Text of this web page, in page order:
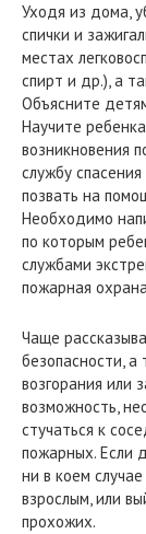
Уходя из дома,
спички и
местах
спирт и др.), а
Объясните
Научите
возникновения
службу
позвать на
Необходимо
по которым
службами
пожарная
Чаще
безопасности, а
возгорания или
возможность,
стучаться к
пожарных. Если
ни в коем
взрослым, или
прохожих.